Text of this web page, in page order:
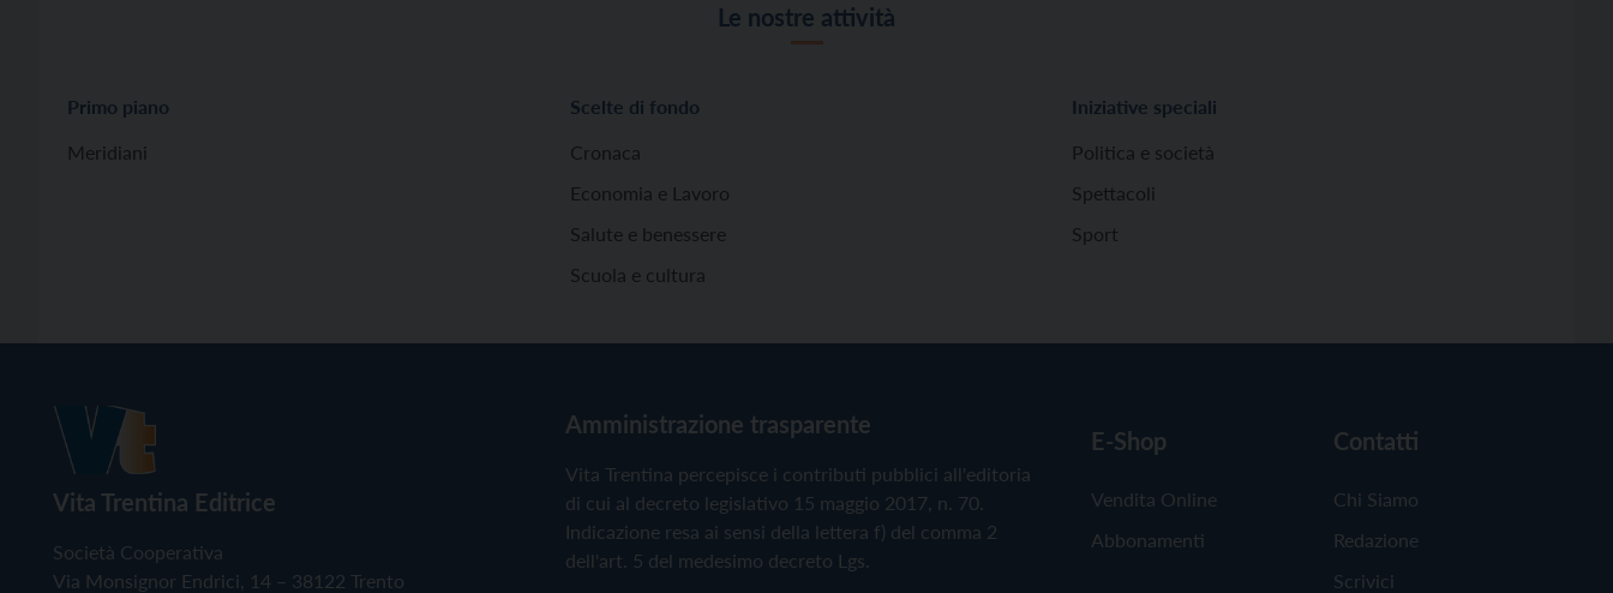
Le nostre attività
Primo piano
Meridiani
Scelte di fondo
Cronaca
Economia e Lavoro
Salute e benessere
Scuola e cultura
Iniziative speciali
Politica e società
Spettacoli
Sport
Vita Trentina Editrice
Società Cooperativa
Via Monsignor Endrici, 14 – 38122 Trento
Amministrazione trasparente
Vita Trentina percepisce i contributi pubblici all'editoria
di cui al decreto legislativo 15 maggio 2017, n. 70.
Indicazione resa ai sensi della lettera f) del comma 2
dell'art. 5 del medesimo decreto Lgs.
E-Shop
Vendita Online
Abbonamenti
Contatti
Chi Siamo
Redazione
Scrivici